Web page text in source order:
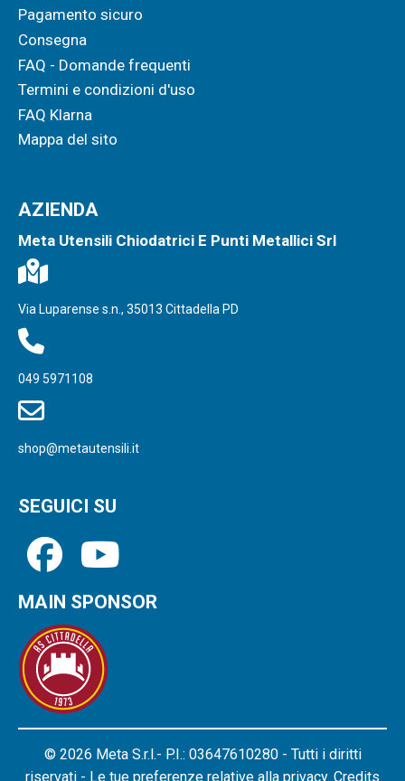
Pagamento sicuro
Consegna
FAQ - Domande frequenti
Termini e condizioni d'uso
FAQ Klarna
Mappa del sito
AZIENDA
Meta Utensili Chiodatrici E Punti Metallici Srl
Via Luparense s.n., 35013 Cittadella PD
049 5971108
shop@metautensili.it
SEGUICI SU
MAIN SPONSOR
© 2026 Meta S.r.l.- P.I.: 03647610280 - Tutti i diritti
riservati - Le tue preferenze relative alla privacy. Credits